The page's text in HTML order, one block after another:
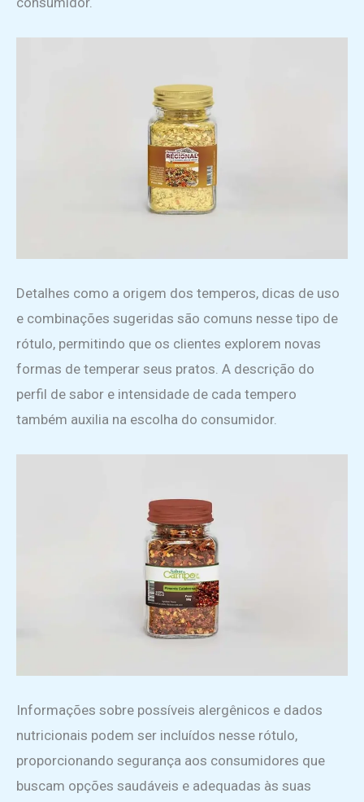
Detalhes como a origem dos temperos, dicas de uso
e combinações sugeridas são comuns nesse tipo de
rótulo, permitindo que os clientes explorem novas
formas de temperar seus pratos. A descrição do
perfil de sabor e intensidade de cada tempero
também auxilia na escolha do consumidor.
Informações sobre possíveis alergênicos e dados
nutricionais podem ser incluídos nesse rótulo,
proporcionando segurança aos consumidores que
buscam opções saudáveis e adequadas às suas